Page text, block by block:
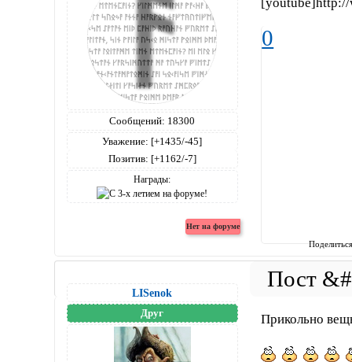
Сообщений: 18300
Уважение: [+1435/-45]
Позитив: [+1162/-7]
Награды:
0
LISenok
Друг Прикольно